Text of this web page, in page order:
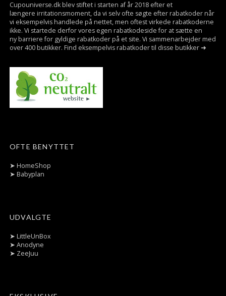
Cupouniverse.dk blev stiftet i starten af år 2018 efter et
længere irritationsmoment, da vi selv ofte søgte efter rabatkoder når
vi eksempelvis handlede på nettet, men oftest virkede rabatkoderne
ikke. Vi startede derfor vores egen rabatkodeside for at sætte en
ny barriere for gyldige rabatkoder på et site. Vi sammenarbejder med
over 400 butikker. Find eksempelvis rabatkoder til disse butikker ➜
OFTE BENYTTET
➤ HomeShop
➤ Babyplan
UDVALGTE
➤ LittleUnBox
➤ Anodyne
➤ ZeeJuu